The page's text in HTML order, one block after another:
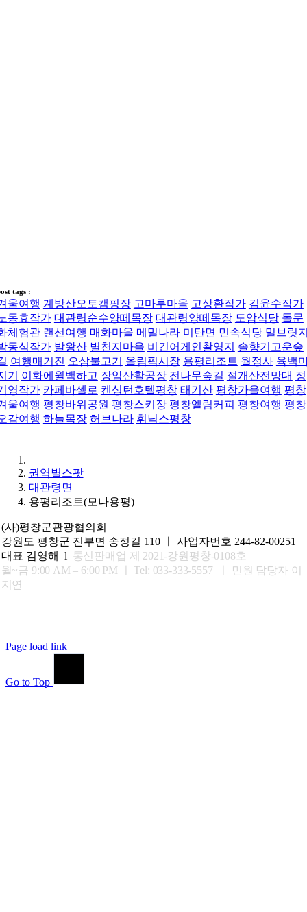
tags :
울여행 계방산오토캠핑장 고마루마을 고상환작가 김윤수작가
동효작가 대관령순수양떼목장 대관령양떼목장 도암식당 돌문
체험관 랜선여행 매화마을 메밀나라 미탄면 민속식당 밀브릿
동식작가 발왕산 별천지마을 비긴어게인촬영지
솔향기고운숲
여행매거진 오삼불고기 올림픽시장 용평리조트 월정사 육백
기
이화에월백하고 장암산활공장 전나무숲길 절개산전망대 정
영작가 카페바셀로 켄싱턴호텔평창 태기산 평창가을여행 평창
울여행 평창바위공원 평창스키장 평창엘림커피 평창여행 평창
감여행 하늘목장 허브나라 휘닉스평창
권역별스팟
대관령면
용평리조트(모나용평)
(사)평창군관광협의회
강원도 평창군 진부면 송정길 110 ㅣ 사업자번호 244-82-00251
대표 김영해 l 통신판매업 제 2021-강원평창-0108호
월~금 9:00 AM – 6:00 PM ㅣTel: 033-333-5557 ㅣ 민원 담당자 이
지연
Page load link
Go to Top